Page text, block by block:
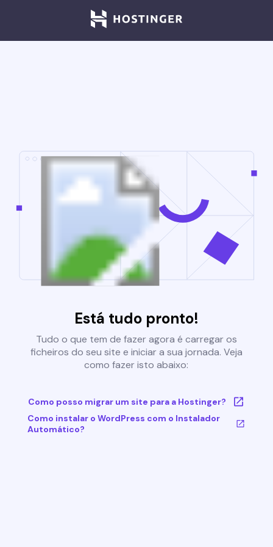
Está tudo pronto!
Tudo o que tem de fazer agora é carregar os
ficheiros do seu site e iniciar a sua jornada. Veja
como fazer isto abaixo:
Como posso migrar um site para a Hostinger?
Como instalar o WordPress com o Instalador
Automático?